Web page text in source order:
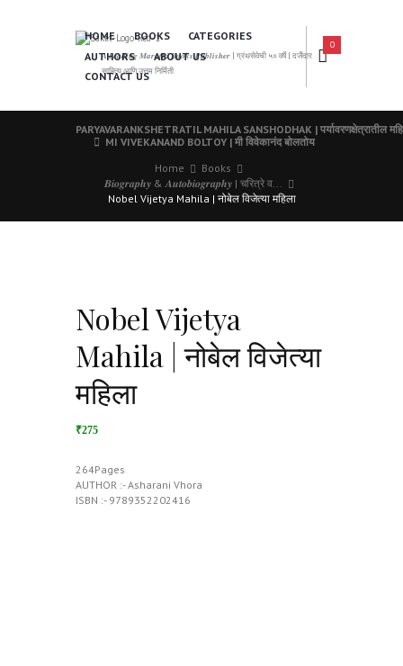
𝑨 𝑳𝒆𝒂𝒅𝒊𝒏𝒈 𝑴𝒂𝒓𝒂𝒕𝒉𝒊 𝑩𝒐𝒐𝒌𝒔 𝑷𝒖𝒃𝒍𝒊𝒔𝒉𝒆𝒓 | ग्रंथसेवेची ५० वर्षे | दर्जेदार
साहित्य आणि उत्तम निर्मिती
HOME BOOKS
CATEGORIES
AUTHORS
ABOUT US
CONTACT US
0
PARYAVARANKSHETRATIL MAHILA SANSHODHAK | पर्यावरणक्षेत्रातील
MI VIVEKANAND BOLTOY | मी विवेकानंद बोलतोय
Home
Books
𝑩𝒊𝒐𝒈𝒓𝒂𝒑𝒉𝒚 & 𝑨𝒖𝒕𝒐𝒃𝒊𝒐𝒈𝒓𝒂𝒑𝒉𝒚 | चरित्रे व...
Nobel Vijetya Mahila | नोबेल विजेत्या महिला
Nobel Vijetya
Mahila | नोबेल विजेत्या
महिला
₹275
264Pages
AUTHOR :- Asharani Vhora
ISBN :- 9789352202416